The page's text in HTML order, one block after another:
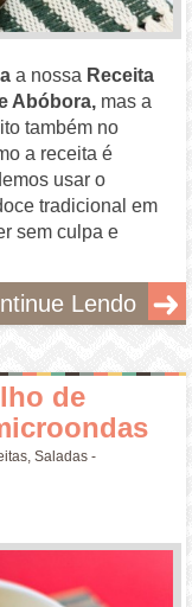
a nossa Receita
Abóbora, mas a
também no
a receita é
usar o
tradicional em
sem culpa e
Lendo
de
,Saladas -